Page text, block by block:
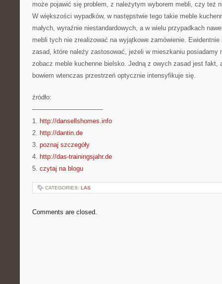
może pojawić się problem, z należytym wyborem mebli, czy też
W większości wypadków, w następstwie tego takie meble
małych, wyraźnie niestandardowych, a w wielu przypadkach
mebli tych nie zrealizować na wyjątkowe zamówienie.
zasad, które należy zastosować, jeżeli w mieszkaniu posiadamy
zobacz meble kuchenne bielsko. Jedną z owych zasad jest fakt,
bowiem wtenczas przestrzeń optycznie intensyfikuje się.
źródło:
———————————
1. http://dansellshomes.info
2. http://dantin.de
3. poznaj szczegóły
4. http://das-trainingsjahr.de
5. czytaj na blogu
CATEGORIES: LAS
Comments are closed.